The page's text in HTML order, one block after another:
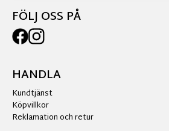
FÖLJ OSS PÅ
HANDLA
Kundtjänst
Köpvillkor
Reklamation och retur